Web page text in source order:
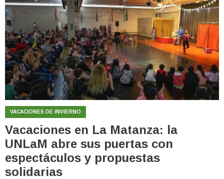
VACACIONES DE INVIERNO
Vacaciones en La Matanza: la
UNLaM abre sus puertas con
espectáculos y propuestas
solidarias